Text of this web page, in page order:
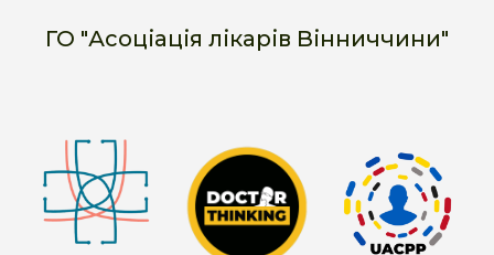
ГО "Асоціація лікарів Вінниччини"